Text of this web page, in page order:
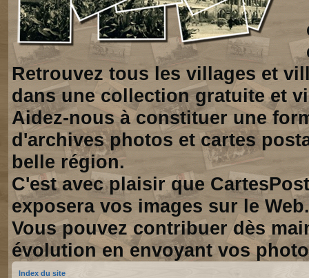
Retrouvez tous les villages et
dans une collection gratuite et
Aidez-nous à constituer une
d'archives photos et cartes
belle région.
C'est avec plaisir que
exposera vos images sur le Web.
Vous pouvez contribuer dès
évolution en envoyant vos
Index du site